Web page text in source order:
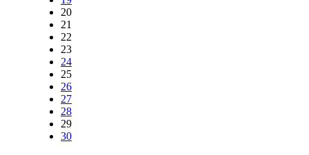
20
21
22
23
24
25
26
27
28
29
30